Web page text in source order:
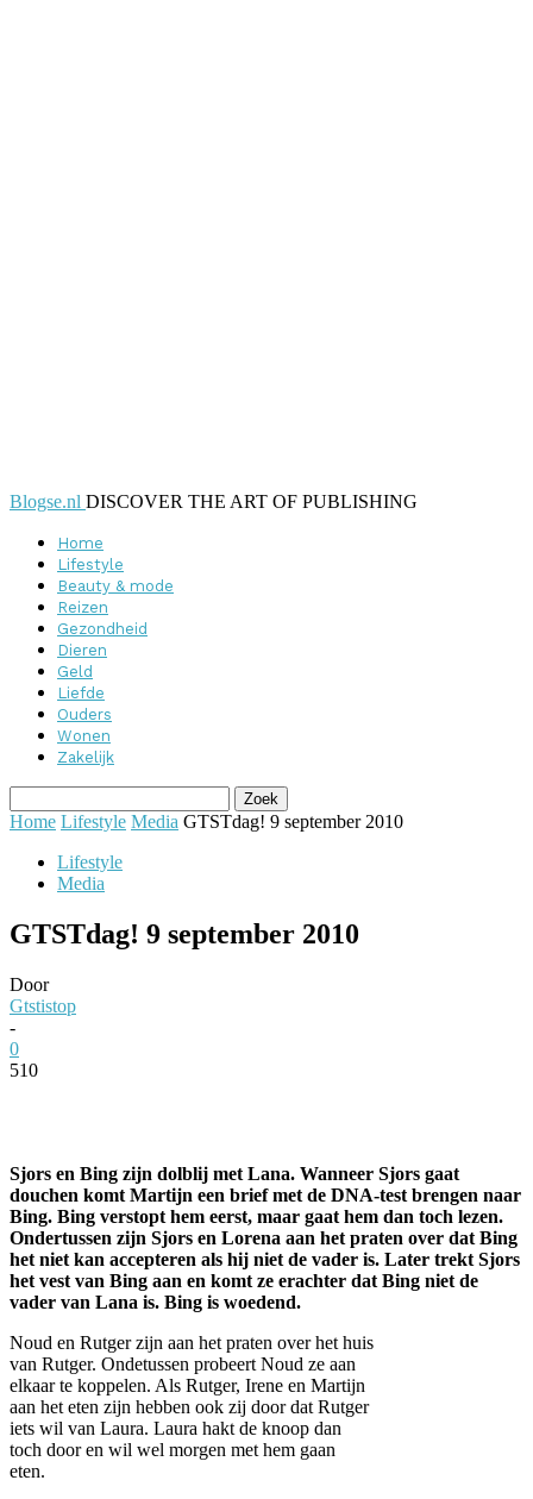
Blogse.nl DISCOVER THE ART OF PUBLISHING
Home
Lifestyle
Beauty & mode
Reizen
Gezondheid
Dieren
Geld
Liefde
Ouders
Wonen
Zakelijk
Home Lifestyle Media GTSTdag! 9 september 2010
Lifestyle
Media
GTSTdag! 9 september 2010
Door
Gtstistop
-
0
510
Sjors en Bing zijn dolblij met Lana. Wanneer Sjors gaat
douchen komt Martijn een brief met de DNA-test brengen naar
Bing. Bing verstopt hem eerst, maar gaat hem dan toch lezen.
Ondertussen zijn Sjors en Lorena aan het praten over dat Bing
het niet kan accepteren als hij niet de vader is. Later trekt Sjors
het vest van Bing aan en komt ze erachter dat Bing niet de
vader van Lana is. Bing is woedend.
Noud en Rutger zijn aan het praten over het huis
van Rutger. Ondetussen probeert Noud ze aan
elkaar te koppelen. Als Rutger, Irene en Martijn
aan het eten zijn hebben ook zij door dat Rutger
iets wil van Laura. Laura hakt de knoop dan
toch door en wil wel morgen met hem gaan
eten.